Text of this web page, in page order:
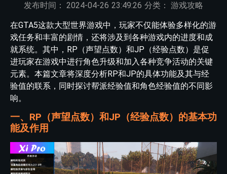
发布时间： 2024-04-26 23:49:26 分类： 游戏攻略
在GTA5这款大型世界游戏中，玩家不仅能体验多样化的游
戏任务和丰富的剧情，还将涉及到各种游戏内的进度和成
就系统。其中，RP（声望点数）和JP（经验点数）是促
进玩家在游戏中进行角色升级和加入各种竞争活动的关键
元素。本篇文章将深度分析RP和JP的具体功能及其与经
验值的联系，同时探讨帮派经验值和角色经验值的不同影
响。
一、RP（声望点数）和JP（经验点数）的基本功
能及作用